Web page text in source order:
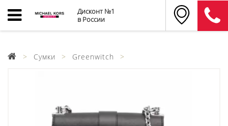
Дисконт №1
в России
Сумки Greenwitch